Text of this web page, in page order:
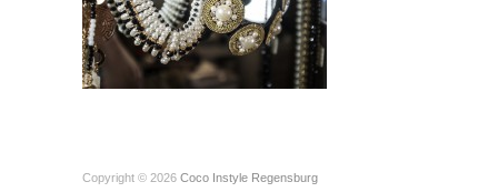
Copyright © 2026 Coco Instyle Regensburg